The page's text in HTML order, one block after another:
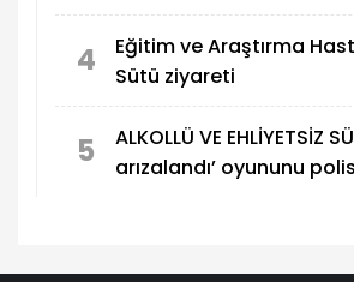
4
Eğitim ve Araştırma
Sütü ziyareti
5
ALKOLLÜ VE EHLİYETSİZ
arızalandı’ oyununu